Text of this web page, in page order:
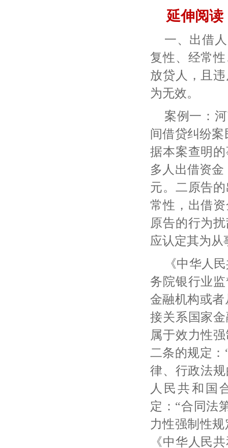
延伸阅读
一、出借
复性、经常
放贷人，且
为无效。
案例一：
间借贷纠纷
据本案查明
多人出借资金
元。二原告
常性，出借
原告的行为
应认定其为从
《中华人
务院银行业
金融机构或
接关系国家
属于效力性
二条的规定
律、行政法
人民共和国
定：“合同法
力性强制性
《中华人民